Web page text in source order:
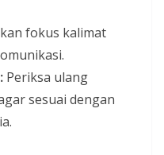
fokus kalimat
Periksa ulang
sesuai dengan